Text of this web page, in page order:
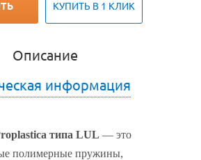
КУПИТЬ В 1 КЛИК
Описание
информация
типа LUL — это
полимерные пружины,